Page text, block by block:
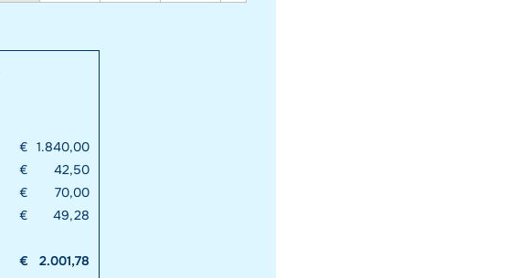
€ 1.840,00
€
42,50
€
70,00
€ 49,28
€ 2.001,78